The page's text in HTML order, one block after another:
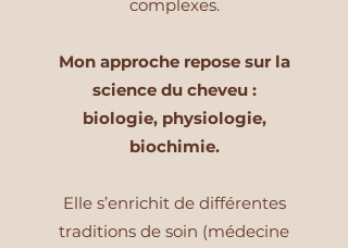
complexes.
Mon approche repose sur la
science du cheveu :
biologie, physiologie,
biochimie.
Elle s’enrichit de différentes
traditions de soin (médecine